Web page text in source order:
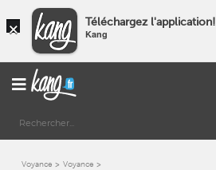
× Téléchargez l'application!
Kang
Voyance Voyance